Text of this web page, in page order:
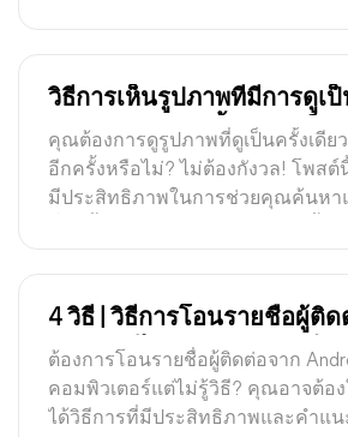
วิธีการเห็นรูปภาพที่มีการดูเ
WhatsApp อีกครั้ง [คู่มือเต็ม]
คุณต้องการดูรูปภาพที่ดูเป็นครั้งเดีย
อีกครั้งหรือไม่? ไม่ต้องกังวล! โพสต์
มีประสิทธิภาพในการช่วยคุณค้นหา
4 วิธี | วิธีการโอนรายชื่อผู้ติ
Android ไปยังคอมพิวเตอร์
ต้องการโอนรายชื่อผู้ติดต่อจาก
คอมพิวเตอร์แต่ไม่รู้วิธี? คุณอาจต้อ
ได้วิธีการที่มีประสิทธิภาพและคำแน